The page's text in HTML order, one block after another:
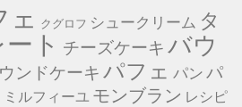
ェ クグロフ シュークリーム タ
ト チーズケーキ バウ
ンドケーキ パフェ パン パ
ミルフィーユ モンブラン レシピ